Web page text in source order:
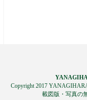
Copyright 2017
載図版・写真の